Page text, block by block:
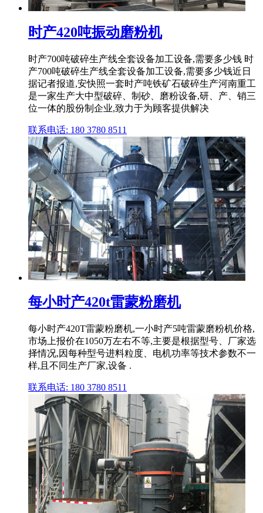
时产420吨振动磨粉机
时产700吨破碎生产线全套设备加工设备,需要多少钱 时
产700吨破碎生产线全套设备加工设备,需要多少钱近日
据记者报道,安快照一套时产吨铁矿石破碎生产河南重工
是一家生产大中型破碎、制砂、磨粉设备,研、产、销三
位一体的股份制企业,致力于为顾客提供解决
联系电话: 180 3780 8511
每小时产420t雷蒙粉磨机
每小时产420T雷蒙粉磨机,一小时产5吨雷蒙磨粉机价格,
市场上报价在1050万左右不等,主要是根据型号、厂家选
择情况,因每种型号进料粒度、电机功率等技术参数不一
样,且不同生产厂家,设备 .
联系电话: 180 3780 8511